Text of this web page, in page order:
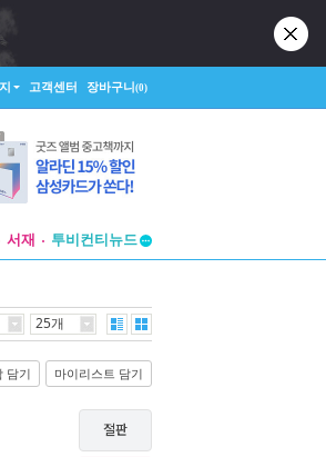
고객센터 장바구니(0)
서재
투비컨티뉴드
25개
담기 마이리스트 담기
절판